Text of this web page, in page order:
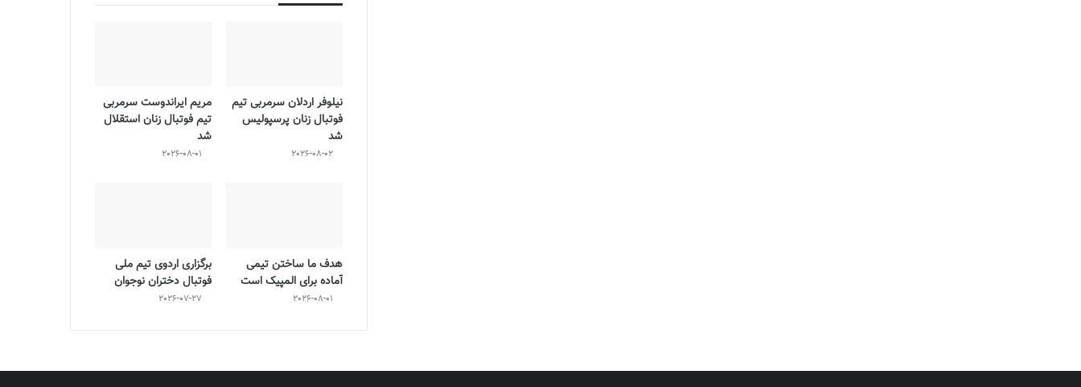
نیلوفر اردلان سرمربی تیم
فوتبال زنان پرسپولیس
شد
2026-08-02
مریم ایراندوست سرمربی
تیم فوتبال زنان استقلال
شد
2026-08-01
هدف ما ساختن تیمی
آماده برای المپیک است
2026-08-01
برگزاری اردوی تیم ملی
فوتبال دختران نوجوان
2026-07-27